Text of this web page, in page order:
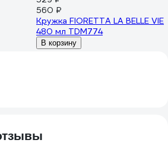
560 ₽
Кружка FIORETTA LA BELLE VIE
480 мл TDM774
В корзину